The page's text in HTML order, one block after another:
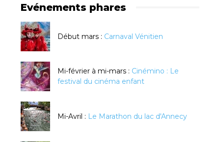
Evénements phares
Début mars : Carnaval Vénitien
Mi-février à mi-mars : Cinémino : Le
festival du cinéma enfant
Mi-Avril : Le Marathon du lac d'Annecy